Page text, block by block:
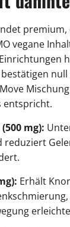
vegane
entspricht.
mg):
reduziert
Erhält